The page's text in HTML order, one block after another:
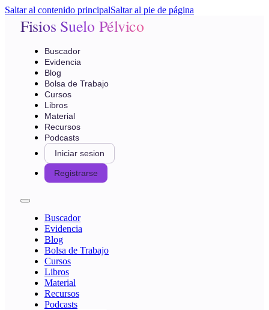
Saltar al contenido principalSaltar al pie de página
Fisios Suelo Pélvico
Buscador
Evidencia
Blog
Bolsa de Trabajo
Cursos
Libros
Material
Recursos
Podcasts
Iniciar sesion
Registrarse
Buscador
Evidencia
Blog
Bolsa de Trabajo
Cursos
Libros
Material
Recursos
Podcasts